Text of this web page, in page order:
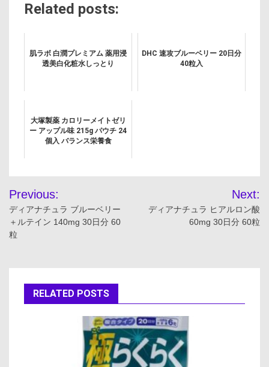
Related posts:
肌ラボ 白潤プレミアム 薬用浸
透美白化粧水しっとり
DHC 速攻ブルーベリー 20日分
40粒入
大塚製薬 カロリーメイトゼリ
ー アップル味 215g パウチ 24
個入 バランス栄養食
投
稿
ナ
ゲ
ー
Previous:
ディアナチュラ ブルーベリー
＋ルテイン 140mg 30日分 60
粒
Next:
ディアナチュラ ヒアルロン酸
60mg 30日分 60粒
RELATED POSTS